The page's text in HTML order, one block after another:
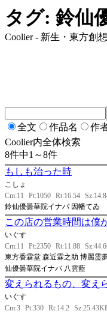
タグ: 鈴仙
Coolier - 新生・東方創
全文 作品名 作
Coolier内全体検索
8件中1～8件
もしも治った時
こしょ
Cm:11
Pt:1050 Rt:16.54
鈴仙優曇華院イナバ 因幡てゐ
この店の営業時間は僕
いぐす
Cm:11
Pt:2350 Rt:11.88
東方香霖堂 森近霖之助 博麗霊
仙優曇華院イナバ 八雲藍
変えられるもの、変え
いぐす
Cm:3 Pt:330 Rt:14.2